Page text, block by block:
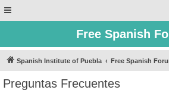
Free Spanish
Spanish Institute of Puebla Free Spanish
Preguntas Frecuentes